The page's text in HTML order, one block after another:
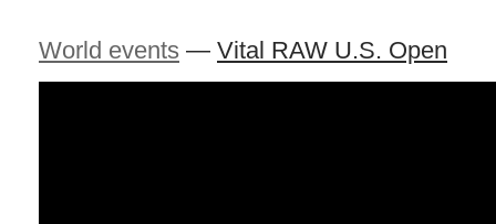
World events — Vital RAW U.S. Open